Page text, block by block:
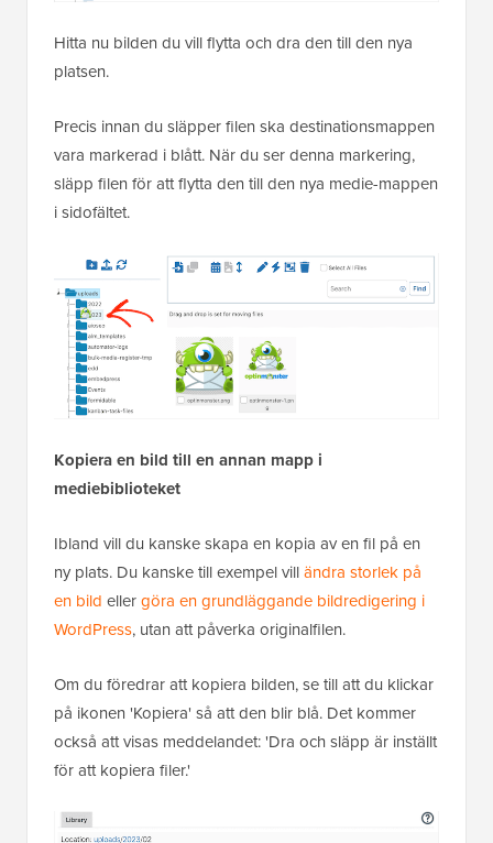
Hitta nu bilden du vill flytta och dra den till den nya
platsen.
Precis innan du släpper filen ska destinationsmappen
vara markerad i blått. När du ser denna markering,
släpp filen för att flytta den till den nya medie-mappen
i sidofältet.
Kopiera en bild till en annan mapp i
mediebiblioteket
Ibland vill du kanske skapa en kopia av en fil på en
ny plats. Du kanske till exempel villändra storlek på
en bild ellergöra en grundläggande bildredigering i
WordPress, utan att påverka originalfilen.
Om du föredrar att kopiera bilden, se till att du klickar
på ikonen 'Kopiera' så att den blir blå. Det kommer
också att visas meddelandet: 'Dra och släpp är inställt
för att kopiera filer.'